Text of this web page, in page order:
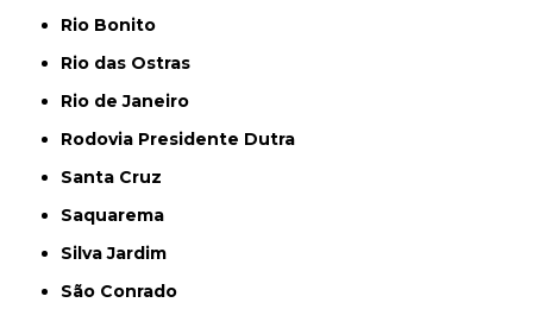
Rio Bonito
Rio das Ostras
Rio de Janeiro
Rodovia Presidente Dutra
Santa Cruz
Saquarema
Silva Jardim
São Conrado